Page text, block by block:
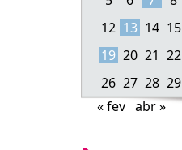
12 13 14 15
19 20 21 22
26 27 28 29
« fev abr »